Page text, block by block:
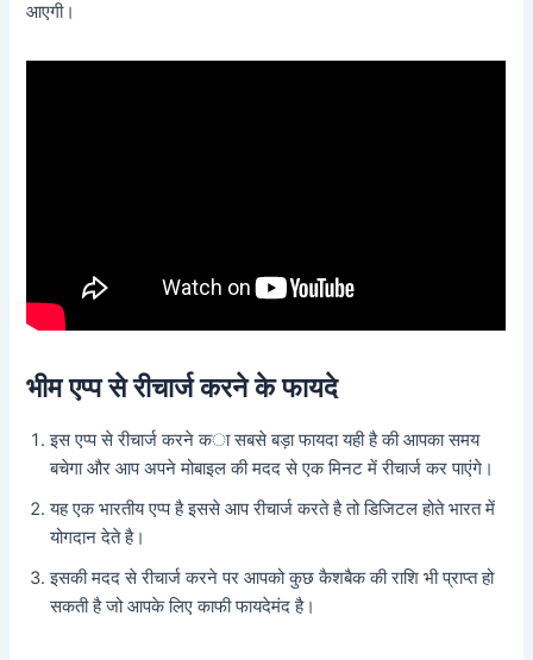
आएगी।
भीम एप्प से रीचार्ज करने के फायदे
इस एप्प से रीचार्ज करने का सबसे बड़ा फायदा यही है की आपका समय
बचेगा और आप अपने मोबाइल की मदद से एक मिनट में रीचार्ज कर पाएंगे।
यह एक भारतीय एप्प है इससे आप रीचार्ज करते है तो डिजिटल होते भारत में
योगदान देते है।
इसकी मदद से रीचार्ज करने पर आपको कुछ कैशबैक की राशि भी प्राप्त हो
सकती है जो आपके लिए काफी फायदेमंद है।